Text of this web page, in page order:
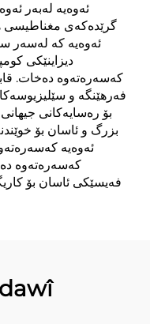
ئەوەیە لەبەر
گرێدەکەی مغناطیسی
ئەوەیە کە لەسەر
دیزاینێکی
کەسەرەتەوە دەخات.
فەرهێنگە و
بۆ رەسایەکانی
بزرگ و ئاسان بۆ
ئەوەیە
کەسەرەتەوە